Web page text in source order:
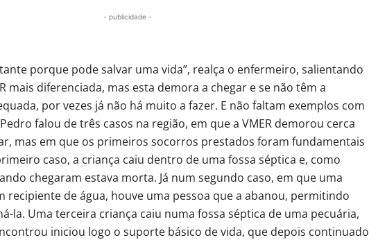
- publicidade -
porque pode salvar uma vida”, realça o enfermeiro, salientando
mais diferenciada, mas esta demora a chegar e se não têm a
por vezes já não há muito a fazer. E não faltam exemplos com
falou de três casos na região, em que a VMER demorou cerca
mas em que os primeiros socorros prestados foram fundamentais
caso, a criança caiu dentro de uma fossa séptica e, como
chegaram estava morta. Já num segundo caso, em que uma
recipiente de água, houve uma pessoa que a abanou, permitindo
la. Uma terceira criança caiu numa fossa séptica de uma pecuária,
iniciou logo o suporte básico de vida, que depois continuado